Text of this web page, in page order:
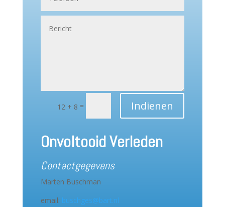
12 + 8 = Indienen
Onvoltooid Verleden
Contactgegevens
Marten Buschman
email: buschges@bart.nl